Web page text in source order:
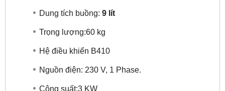
Dung tích buồng: 9 lít
Trọng lượng:60 kg
Hệ điều khiển B410
Nguồn điện: 230 V, 1 Phase.
Công suất:3 KW